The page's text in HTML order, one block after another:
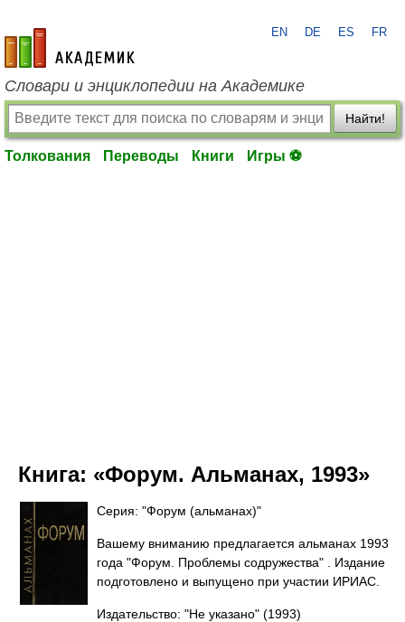
academic.ru
EN DE ES FR
Словари и энциклопедии на Академике
Найти!
Толкования Переводы Книги Игры ⚽
Книга: «Форум. Альманах, 1993»
Серия: "Форум (альманах)"
Вашему вниманию предлагается альманах 1993
года "Форум. Проблемы содружества" . Издание
подготовлено и выпущено при участии ИРИАС.
Издательство: "Не указано" (1993)